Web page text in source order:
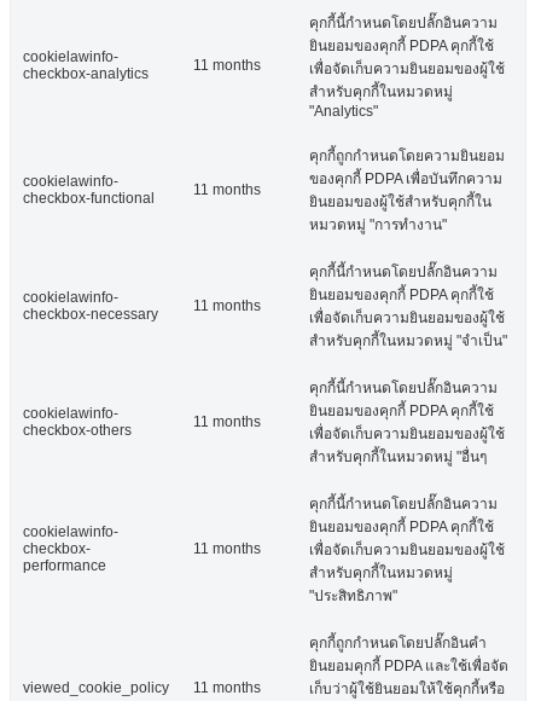
cookielawinfo-
checkbox-analytics
11 months
คุกกี้นี้กำหนดโดยปลั๊กอินความ
ยินยอมของคุกกี้ PDPA คุกกี้ใช้
เพื่อจัดเก็บความยินยอมของผู้ใช้
สำหรับคุกกี้ในหมวดหมู่
"Analytics"
cookielawinfo-
checkbox-functional
11 months
คุกกี้ถูกกำหนดโดยความยินยอม
ของคุกกี้ PDPA เพื่อบันทึกความ
ยินยอมของผู้ใช้สำหรับคุกกี้ใน
หมวดหมู่ "การทำงาน"
cookielawinfo-
checkbox-necessary
11 months
คุกกี้นี้กำหนดโดยปลั๊กอินความ
ยินยอมของคุกกี้ PDPA คุกกี้ใช้
เพื่อจัดเก็บความยินยอมของผู้ใช้
สำหรับคุกกี้ในหมวดหมู่ "จำเป็น"
cookielawinfo-
checkbox-others
11 months
คุกกี้นี้กำหนดโดยปลั๊กอินความ
ยินยอมของคุกกี้ PDPA คุกกี้ใช้
เพื่อจัดเก็บความยินยอมของผู้ใช้
สำหรับคุกกี้ในหมวดหมู่ "อื่นๆ
cookielawinfo-
checkbox-
performance
11 months
คุกกี้นี้กำหนดโดยปลั๊กอินความ
ยินยอมของคุกกี้ PDPA คุกกี้ใช้
เพื่อจัดเก็บความยินยอมของผู้ใช้
สำหรับคุกกี้ในหมวดหมู่
"ประสิทธิภาพ"
viewed_cookie_policy 11 months
คุกกี้ถูกกำหนดโดยปลั๊กอินคำ
ยินยอมคุกกี้ PDPA และใช้เพื่อจัด
เก็บว่าผู้ใช้ยินยอมให้ใช้คุกกี้หรือ